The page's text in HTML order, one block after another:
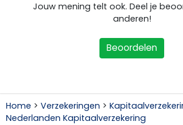
Jouw mening telt ook. Deel je
anderen!
Beoordelen
Home > Verzekeringen >
Nederlanden Kapitaalverzekering